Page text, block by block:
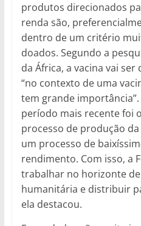
produtos direcionados
renda são,
dentro de um critério
doados. Segundo a
da África, a vacina vai
“no contexto de uma
tem grande
período mais recente foi
processo de produção
um processo de
rendimento. Com isso, a
trabalhar no horizonte
humanitária e distribuir
ela destacou.